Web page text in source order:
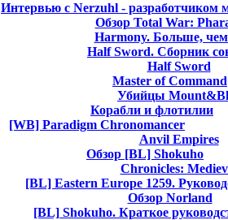
Интервью с Nerzuhl - разработчиком
Обзор Total War:
Harmony. Больше,
Half Sword. Сборник
Half Sword
Master of Command
Убийцы
Корабли и флотилии
[WB] Paradigm Chronomancer
Anvil Empires
Обзор [BL] Shokuho
Chronicles:
[BL] Eastern Europe 1259.
Обзор Norland
[BL] Shokuho. Краткое